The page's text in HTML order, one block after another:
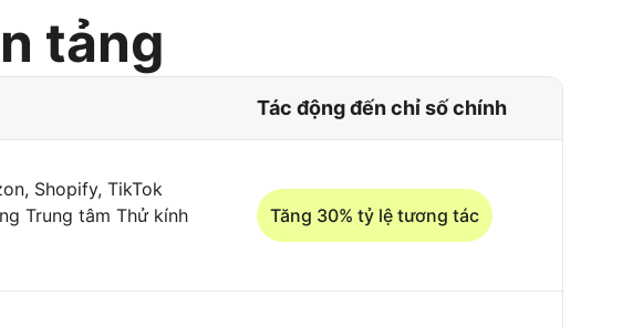
tảng
Tác động đến chỉ số chính
Shopify, TikTok
Trung tâm Thử kính
Tăng 30% tỷ lệ tương tác